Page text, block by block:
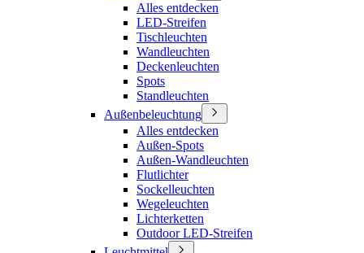
Alles entdecken
LED-Streifen
Tischleuchten
Wandleuchten
Deckenleuchten
Spots
Standleuchten
Außenbeleuchtung
Alles entdecken
Außen-Spots
Außen-Wandleuchten
Flutlichter
Sockelleuchten
Wegeleuchten
Lichterketten
Outdoor LED-Streifen